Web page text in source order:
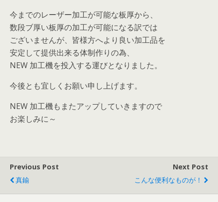
今までのレーザー加工が可能な板厚から、
数段ブ厚い板厚の加工が可能になる訳では
ございませんが、皆様方へより良い加工品を
安定して提供出来る体制作りの為、
NEW 加工機を投入する運びとなりました。
今後とも宜しくお願い申し上げます。
NEW 加工機もまたアップしていきますので
お楽しみに～
Previous Post
真鍮
Next Post
こんな便利なものが！